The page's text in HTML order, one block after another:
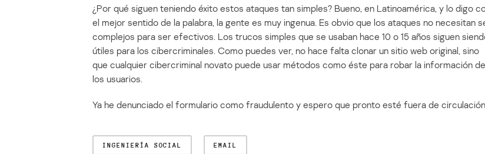
¿Por qué siguen teniendo éxito estos ataques tan simples? Bueno, en Latinoamérica, y lo digo
el mejor sentido de la palabra, la gente es muy ingenua. Es obvio que los ataques no necesitan
complejos para ser efectivos. Los trucos simples que se usaban hace 10 o 15 años siguen
útiles para los cibercriminales. Como puedes ver, no hace falta clonar un sitio web original, sino
que cualquier cibercriminal novato puede usar métodos como éste para robar la información de
los usuarios.
Ya he denunciado el formulario como fraudulento y espero que pronto esté fuera de
INGENIERÍA SOCIAL EMAIL